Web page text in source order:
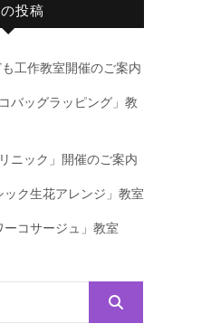
投稿
工作教室開催のご案内
バッグラッピング」教
ニック」開催のご案内
ク生花アレンジ」教室
コサージュ」教室